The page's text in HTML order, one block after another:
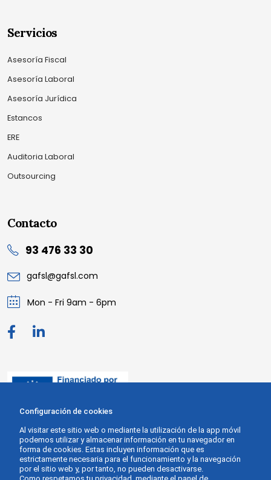
Servicios
Asesoría Fiscal
Asesoría Laboral
Asesoría Jurídica
Estancos
ERE
Auditoria Laboral
Outsourcing
Contacto
93 476 33 30
gafsl@gafsl.com
Mon - Fri 9am - 6pm
Configuración de cookies
Al visitar este sitio web o mediante la utilización de la app móvil
podemos utilizar y almacenar información en tu navegador en
forma de cookies. Estas incluyen información que es
estrictamente necesaria para el funcionamiento y la navegación
por el sitio web y, por tanto, no pueden desactivarse.